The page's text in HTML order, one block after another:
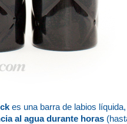
es una barra de labios
al agua durante horas